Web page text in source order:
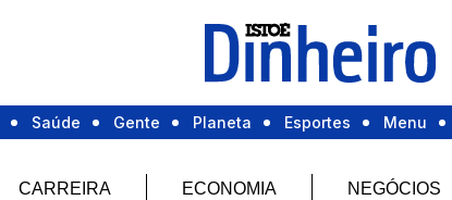
Saúde Gente Planeta Esportes Menu
CARREIRA ECONOMIA NEGÓCIOS